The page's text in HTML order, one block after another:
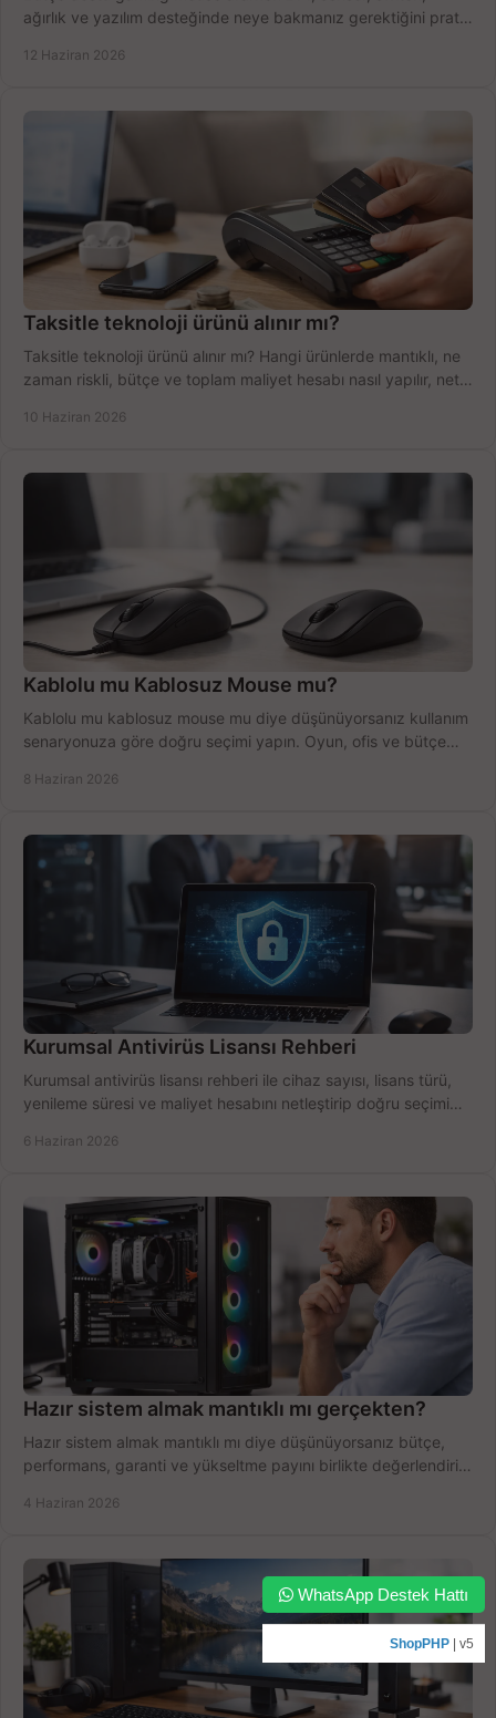
ağırlık ve yazılım desteğinde neye bakmanız gerektiğini pratik
12 Haziran 2026
Taksitle teknoloji ürünü alınır mı?
Taksitle teknoloji ürünü alınır mı? Hangi ürünlerde mantıklı, ne
zaman riskli, bütçe ve toplam maliyet hesabı nasıl yapılır, net
10 Haziran 2026
Kablolu mu Kablosuz Mouse mu?
Kablolu mu kablosuz mouse mu diye düşünüyorsanız kullanım
senaryonuza göre doğru seçimi yapın. Oyun, ofis ve bütçe
8 Haziran 2026
Kurumsal Antivirüs Lisansı Rehberi
Kurumsal antivirüs lisansı rehberi ile cihaz sayısı, lisans türü,
yenileme süresi ve maliyet hesabını netleştirip doğru seçimi
6 Haziran 2026
Hazır sistem almak mantıklı mı gerçekten?
Hazır sistem almak mantıklı mı diye düşünüyorsanız bütçe,
performans, garanti ve yükseltme payını birlikte değerlendirin,
4 Haziran 2026
WhatsApp Destek Hattı
ShopPHP | v5